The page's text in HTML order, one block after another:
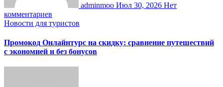
adminmoo Июл 30, 2026 Нет
комментариев
Новости для туристов
Промокод Онлайнтурс на скидку: сравнение путешествий
с экономией и без бонусов